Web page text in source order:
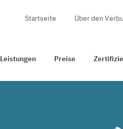
Startseite Über den
Leistungen Preise